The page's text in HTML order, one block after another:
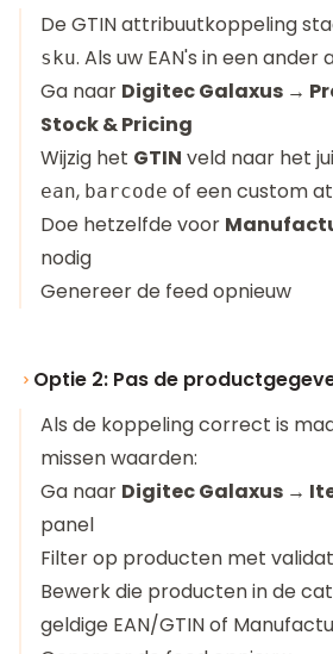
De GTIN attribuutkoppeling
sku. Als uw EAN's in een
Ga naar Digitec Galaxus →
Stock & Pricing
Wijzig het GTIN veld naar het
ean, barcode of een custom
Doe hetzelfde voor
nodig
Genereer de feed opnieuw
Optie 2: Pas de
Als de koppeling correct is
missen waarden:
Ga naar Digitec Galaxus →
panel
Filter op producten met
Bewerk die producten in de
geldige EAN/GTIN of